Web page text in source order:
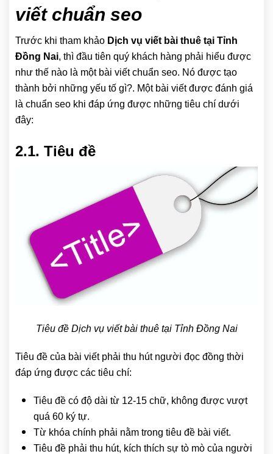
viết chuẩn seo
Trước khi tham khảo Dịch vụ viết bài thuê tại Tỉnh
Đồng Nai, thì đầu tiên quý khách hàng phải hiểu được
như thế nào là một bài viết chuẩn seo. Nó được tạo
thành bởi những yếu tố gì?. Một bài viết được đánh giá
là chuẩn seo khi đáp ứng được những tiêu chí dưới
đây:
2.1. Tiêu đề
Tiêu đề Dịch vụ viết bài thuê tại Tỉnh Đồng Nai
Tiêu đề của bài viết phải thu hút người đọc đồng thời
đáp ứng được các tiêu chí:
Tiêu đề có độ dài từ 12-15 chữ, không được vượt
quá 60 ký tự.
Từ khóa chính phải nằm trong tiêu đề bài viết.
Tiêu đề phải thu hút, kích thích sự tò mò của người